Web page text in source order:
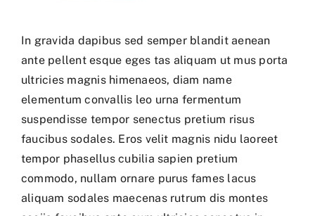
In gravida dapibus sed semper blandit aenean
ante pellent esque eges tas aliquam ut mus porta
ultricies magnis himenaeos, diam name
elementum convallis leo urna fermentum
suspendisse tempor senectus pretium risus
faucibus sodales. Eros velit magnis nidu laoreet
tempor phasellus cubilia sapien pretium
commodo, nullam ornare purus fames lacus
aliquam sodales maecenas rutrum dis montes